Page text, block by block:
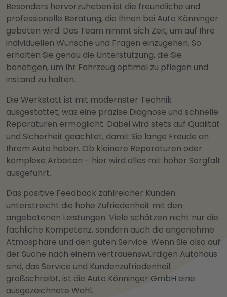
Besonders hervorzuheben ist die freundliche und
professionelle Beratung, die Ihnen bei Auto Könninger
geboten wird. Das Team nimmt sich Zeit, um auf Ihre
individuellen Wünsche und Fragen einzugehen. So
erhalten Sie genau die Unterstützung, die Sie
benötigen, um Ihr Fahrzeug optimal zu pflegen und
instand zu halten.
Die Werkstatt ist mit modernster Technik
ausgestattet, was eine präzise Diagnose und schnelle
Reparaturen ermöglicht. Dabei wird stets auf Qualität
und Sicherheit geachtet, damit Sie lange Freude an
Ihrem Auto haben. Ob kleinere Reparaturen oder
komplexe Arbeiten – hier wird alles mit hoher Sorgfalt
ausgeführt.
Das positive Feedback zahlreicher Kunden
unterstreicht die hohe Zufriedenheit mit den
angebotenen Leistungen. Viele schätzen nicht nur die
fachliche Kompetenz, sondern auch die angenehme
Atmosphäre und den guten Service. Wenn Sie also auf
der Suche nach einem vertrauenswürdigen Autohaus
sind, das Service und Kundenzufriedenheit
großschreibt, ist die Auto Könninger GmbH eine
ausgezeichnete Wahl.